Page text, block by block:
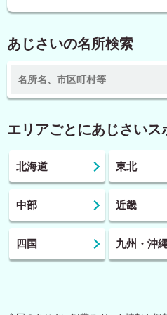
あじさいの名所検索
エリアごとにあじさいス
北海道 東北
中部 近畿
四国 九州・沖